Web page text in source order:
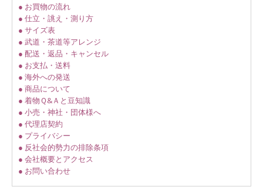
● お買物の流れ
● 仕立・誂え・測り方
● サイズ表
● 武道・茶道等アレンジ
● 配送・返品・キャンセル
● お支払・送料
● 海外への発送
● 商品について
● 着物Ｑ&Ａと豆知識
● 小売・神社・団体様へ
● 代理店契約
● プライバシー
● 反社会的勢力の排除条項
● 会社概要とアクセス
● お問い合わせ